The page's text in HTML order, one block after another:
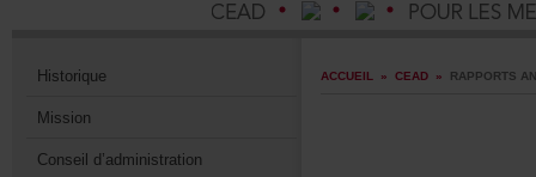
Historique
Mission
Conseild’administration
ACCUEIL » CEAD»